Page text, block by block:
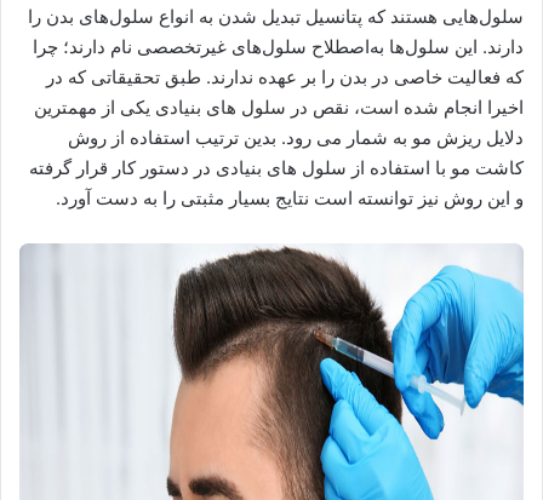
سلول‌هایی هستند که پتانسیل تبدیل شدن به انواع سلول‌های بدن را
دارند. این سلول‌ها به‌اصطلاح سلول‌های غیرتخصصی نام دارند؛ چرا
که فعالیت خاصی در بدن را بر عهده ندارند. طبق تحقیقاتی که در
اخیرا انجام شده است، نقص در سلول های بنیادی یکی از مهمترین
دلایل ریزش مو به شمار می رود. بدین ترتیب استفاده از روش
کاشت مو با استفاده از سلول های بنیادی در دستور کار قرار گرفته
و این روش نیز توانسته است نتایج بسیار مثبتی را به دست آورد.